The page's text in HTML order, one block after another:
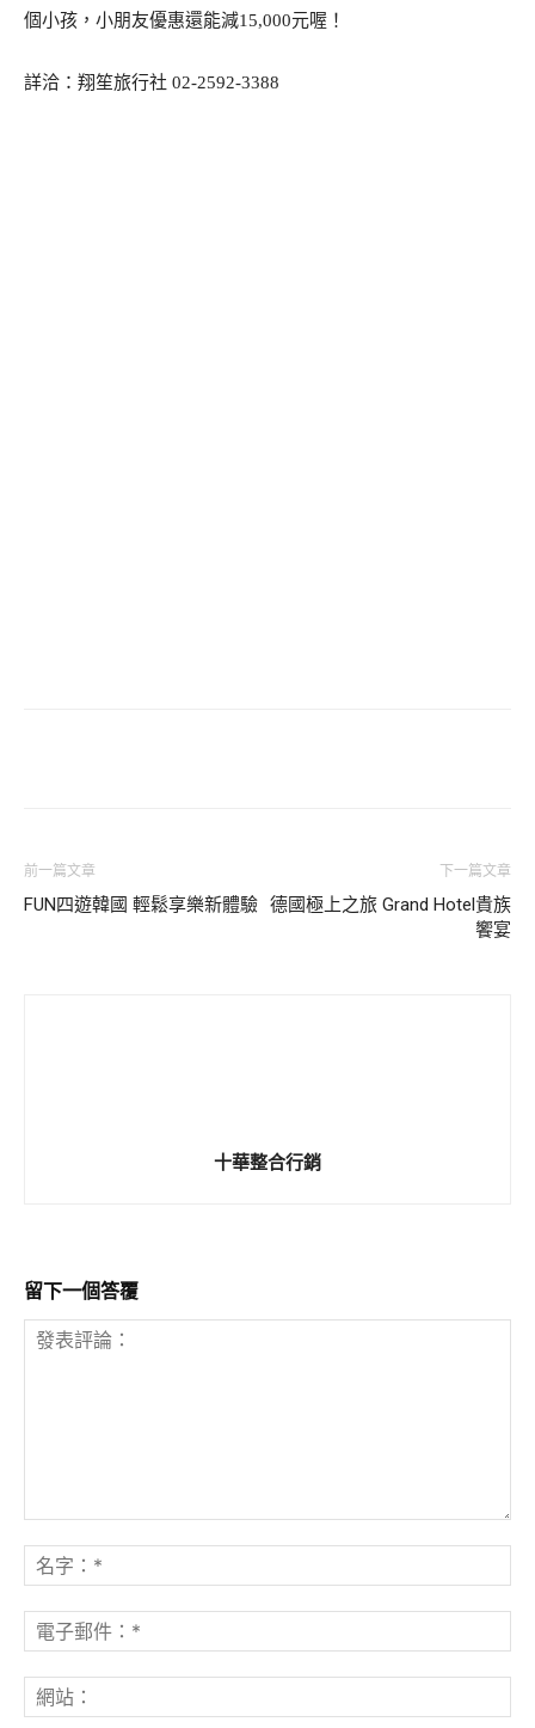
個小孩，小朋友優惠還能減15,000元喔！
詳洽：翔笙旅行社 02-2592-3388
前一篇文章
FUN四遊韓國 輕鬆享樂新體驗
下一篇文章
德國極上之旅 Grand Hotel貴族
饗宴
十華整合行銷
留下一個答覆